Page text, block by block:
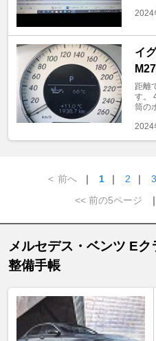
2024
イ
距離
す。
筒の
2024
< 前へ ｜ 1 ｜ 2 ｜ 3
<< 前の5ページ
｜
メルセデス・ベンツ E
整備手帳